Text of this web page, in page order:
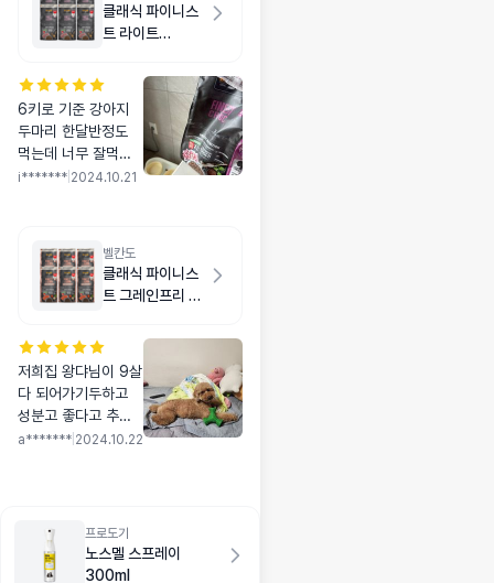
클래식 파이니스
트 라이트
6키로 기준 강아지
두마리 한달반정도
먹는데 너무 잘먹고
사료 바꾸니 눈물도
i******* 2024.10.21
벨칸도
클래식 파이니스
트 그레인프리 연
저희집 왕댜님이 9살
다 되어가기두하고
성분고 좋다고 추천
받아 샘플 시켜보앗
a******* 2024.10.22
프로도기
노스멜 스프레이
300ml